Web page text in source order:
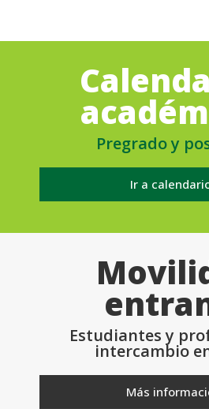
Pregrado y
Ir a
Estudiantes y
intercambio
Más